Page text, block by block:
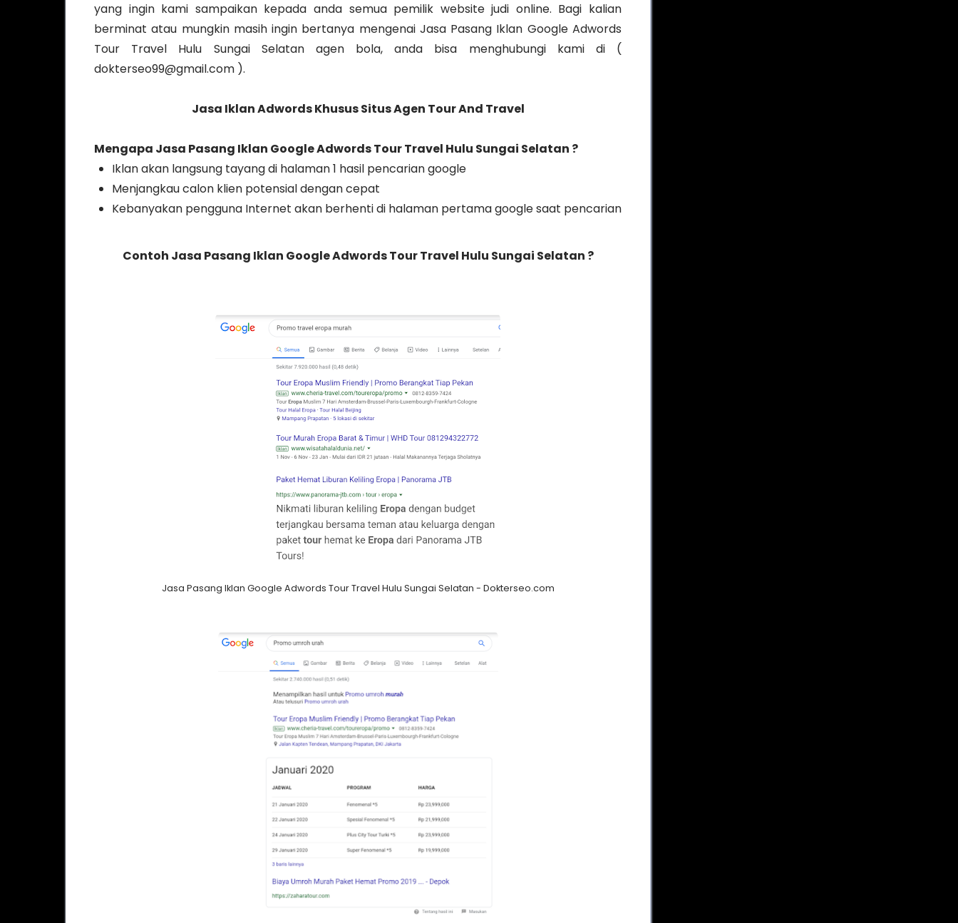
yang ingin kami sampaikan kepada anda semua pemilik website judi online. Bagi kalian
berminat atau mungkin masih ingin bertanya mengenai Jasa Pasang Iklan Google Adwords
Tour Travel Hulu Sungai Selatan agen bola, anda bisa menghubungi kami di (
dokterseo99@gmail.com ).
Jasa Iklan Adwords Khusus Situs Agen Tour And Travel
Mengapa Jasa Pasang Iklan Google Adwords Tour Travel Hulu Sungai Selatan ?
Iklan akan langsung tayang di halaman 1 hasil pencarian google
Menjangkau calon klien potensial dengan cepat
Kebanyakan pengguna Internet akan berhenti di halaman pertama google saat pencarian
Contoh Jasa Pasang Iklan Google Adwords Tour Travel Hulu Sungai Selatan ?
Jasa Pasang Iklan Google Adwords Tour Travel Hulu Sungai Selatan - Dokterseo.com